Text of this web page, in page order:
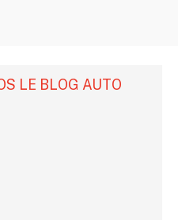
LE BLOG AUTO